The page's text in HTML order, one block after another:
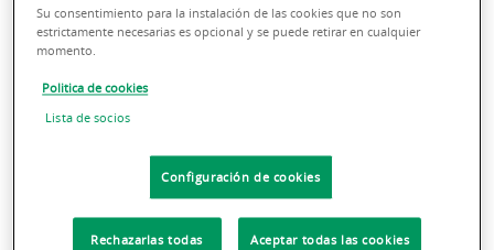
viabilidad adhoc para cada localización, análisis
financiero y gestión transaccional. BNP Paribas
Real Estate apuesta por la innovación y
tecnología para dar respuesta a las tendencias
Su consentimiento para la instalación de las cookies que no son
estrictamente necesarias es opcional y se puede retirar en cualquier
momento.
Politica de cookies
Lista de socios
Configuración de cookies
Rechazarlas todas Aceptar todas las cookies